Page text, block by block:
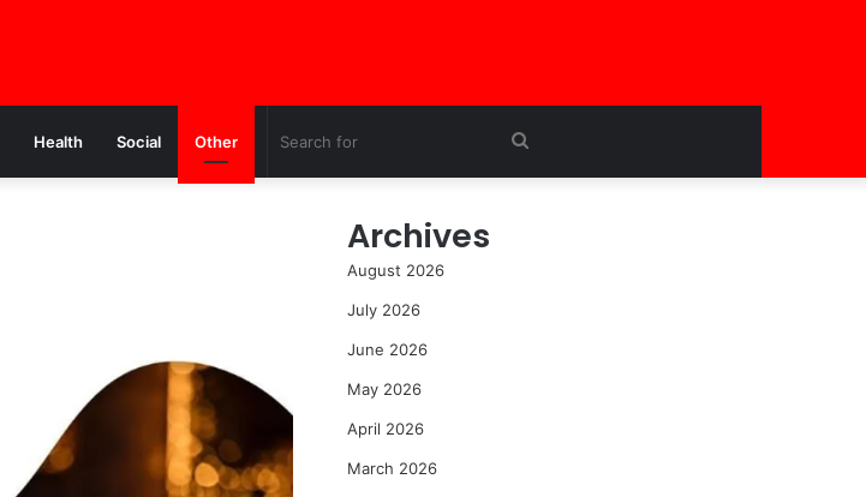
Health Social Other
Archives
August 2026
July 2026
June 2026
May 2026
April 2026
March 2026